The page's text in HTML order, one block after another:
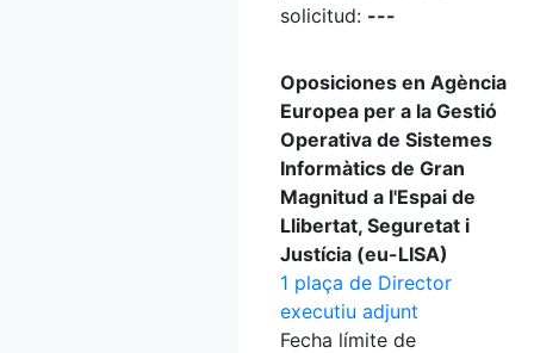
solicitud: ---
Oposiciones en Agència
Europea per a la Gestió
Operativa de Sistemes
Informàtics de Gran
Magnitud a l'Espai de
Llibertat, Seguretat i
Justícia (eu-LISA)
1 plaça de Director
executiu adjunt
Fecha límite de